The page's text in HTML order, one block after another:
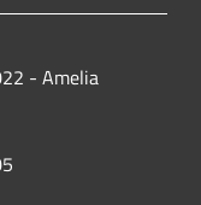
- Amelia